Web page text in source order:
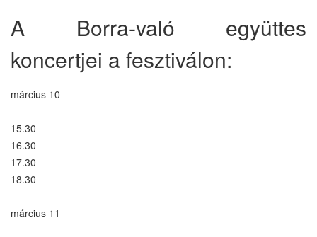
A Borra-való együttes
koncertjei a fesztiválon:
március 10
15.30
16.30
17.30
18.30
március 11